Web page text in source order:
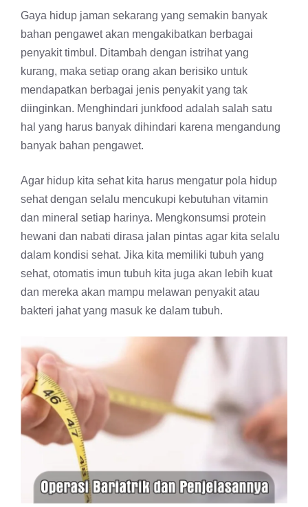
Gaya hidup jaman sekarang yang semakin banyak
bahan pengawet akan mengakibatkan berbagai
penyakit timbul. Ditambah dengan istrihat yang
kurang, maka setiap orang akan berisiko untuk
mendapatkan berbagai jenis penyakit yang tak
diinginkan. Menghindari junkfood adalah salah satu
hal yang harus banyak dihindari karena mengandung
banyak bahan pengawet.
Agar hidup kita sehat kita harus mengatur pola hidup
sehat dengan selalu mencukupi kebutuhan vitamin
dan mineral setiap harinya. Mengkonsumsi protein
hewani dan nabati dirasa jalan pintas agar kita selalu
dalam kondisi sehat. Jika kita memiliki tubuh yang
sehat, otomatis imun tubuh kita juga akan lebih kuat
dan mereka akan mampu melawan penyakit atau
bakteri jahat yang masuk ke dalam tubuh.